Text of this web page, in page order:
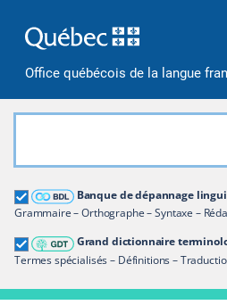
Office québécois de la langue
Banque de dépannage
Grammaire – Orthographe – Syntaxe –
Grand dictionnaire
Termes spécialisés – Définitions –
Grand dictionnaire
Restreindre aux termes